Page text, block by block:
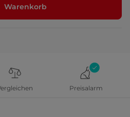
Warenkorb
Preisalarm